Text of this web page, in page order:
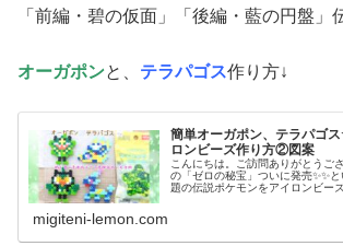
「前編・碧の仮面」「後編・藍の円盤」
オーガポンと、 テラパゴス作り方↓
簡単オーガポン、テラパゴ
ロンビーズ作り方②図案
こんにちは。ご訪問ありがとうご
の「ゼロの秘宝」ついに発売✨✨
題の伝説ポケモンをアイロンビー
migiteni-lemon.com